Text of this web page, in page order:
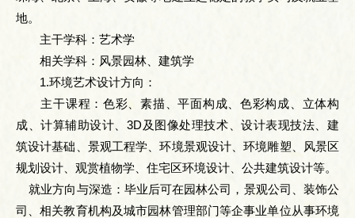
地。
主干学科：艺术学
相关学科：风景园林、建筑学
1.环境艺术设计方向：
主干课程：色彩、素描、平面构成、色彩构成、立体构
成、计算辅助设计、3D及图像处理技术、设计表现技法、建
筑设计基础、景观工程学、环境景观设计、环境雕塑、风景区
规划设计、观赏植物学、住宅区环境设计、公共建筑设计等。
就业方向与深造：毕业后可在园林公司，景观公司、装饰公
司、相关教育机构及城市园林管理部门等企事业单位从事环境